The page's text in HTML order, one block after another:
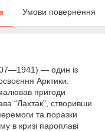
Умови повернення
— один із
Арктики.
пригоди
“Лахтак”, створивши
та поразки
в кризі пароплаві